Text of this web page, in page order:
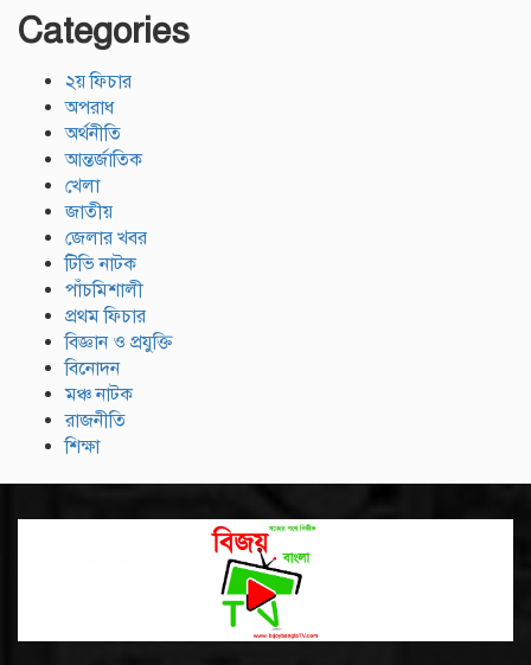
Categories
২য় ফিচার
অপরাধ
অর্থনীতি
আন্তর্জাতিক
খেলা
জাতীয়
জেলার খবর
টিভি নাটক
পাঁচমিশালী
প্রথম ফিচার
বিজ্ঞান ও প্রযুক্তি
বিনোদন
মঞ্চ নাটক
রাজনীতি
শিক্ষা